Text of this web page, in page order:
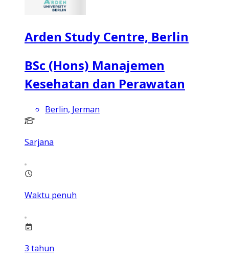
Arden Study Centre, Berlin
BSc (Hons) Manajemen
Kesehatan dan Perawatan
Berlin, Jerman
Sarjana
Waktu penuh
3 tahun